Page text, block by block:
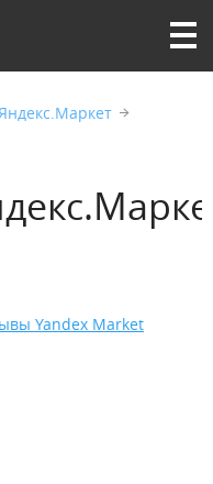
Yandex Market